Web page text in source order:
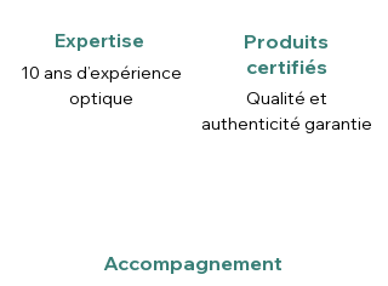
Expertise
10 ans d’expérience
optique
Produits
certifiés
Qualité et
authenticité garantie
Accompagnement